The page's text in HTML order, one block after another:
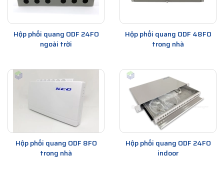
Hộp phối quang ODF 24FO
ngoài trời
Hộp phối quang ODF 48FO
trong nhà
Hộp phối quang ODF 8FO
trong nhà
Hộp phối quang ODF 24FO
indoor